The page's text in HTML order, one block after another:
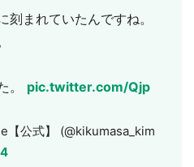
刻まれていたんですね。
。 pic.twitter.com/Qjp
公式】 (@kikumasa_kim